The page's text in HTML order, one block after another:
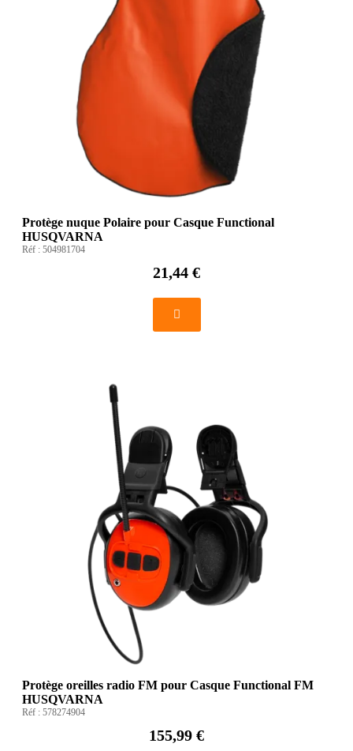
Protège nuque Polaire pour Casque Functional
HUSQVARNA
Réf : 504981704
21,44 €
Protège oreilles radio FM pour Casque Functional FM
HUSQVARNA
Réf : 578274904
155,99 €